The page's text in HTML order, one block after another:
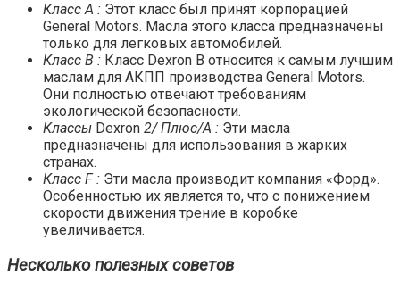
Класс A : Этот класс был принят корпорацией
General Motors. Масла этого класса предназначены
только для легковых автомобилей.
Класс B : Класс Dexron B относится к самым лучшим
маслам для АКПП производства General Motors.
Они полностью отвечают требованиям
экологической безопасности.
Классы Dexron 2/ Плюс/А : Эти масла
предназначены для использования в жарких
странах.
Класс F : Эти масла производит компания «Форд».
Особенностью их является то, что с понижением
скорости движения трение в коробке
увеличивается.
Несколько полезных советов